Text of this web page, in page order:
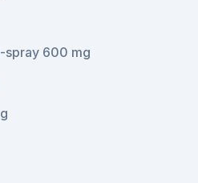
spray 600 mg